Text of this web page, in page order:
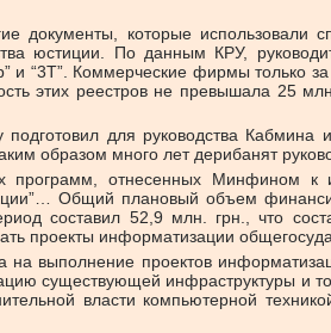
документы, которые использовали
юстиции. По данным КРУ,
и “3Т”. Коммерческие фирмы только
этих реестров не превышала
подготовил для руководства
образом много лет дерибанят
отнесенных Минфином к
Общий плановый объем
составил 52,9 млн. грн., что
проекты информатизации
на выполнение проектов
существующей инфраструктуры и
власти компьютерной